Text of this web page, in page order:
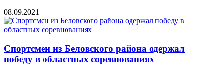
08.09.2021
Спортсмен из Беловского района одержал
победу в областных соревнованиях